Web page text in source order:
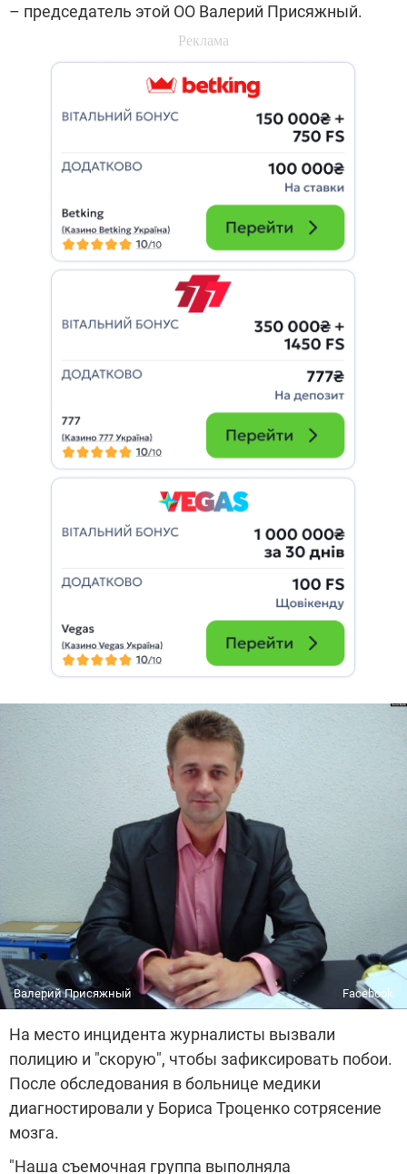
– председатель этой ОО Валерий Присяжный.
Валерий Присяжный Facebook
На место инцидента журналисты вызвали
полицию и "скорую", чтобы зафиксировать побои.
После обследования в больнице медики
диагностировали у Бориса Троценко сотрясение
мозга.
"Наша съемочная группа выполняла